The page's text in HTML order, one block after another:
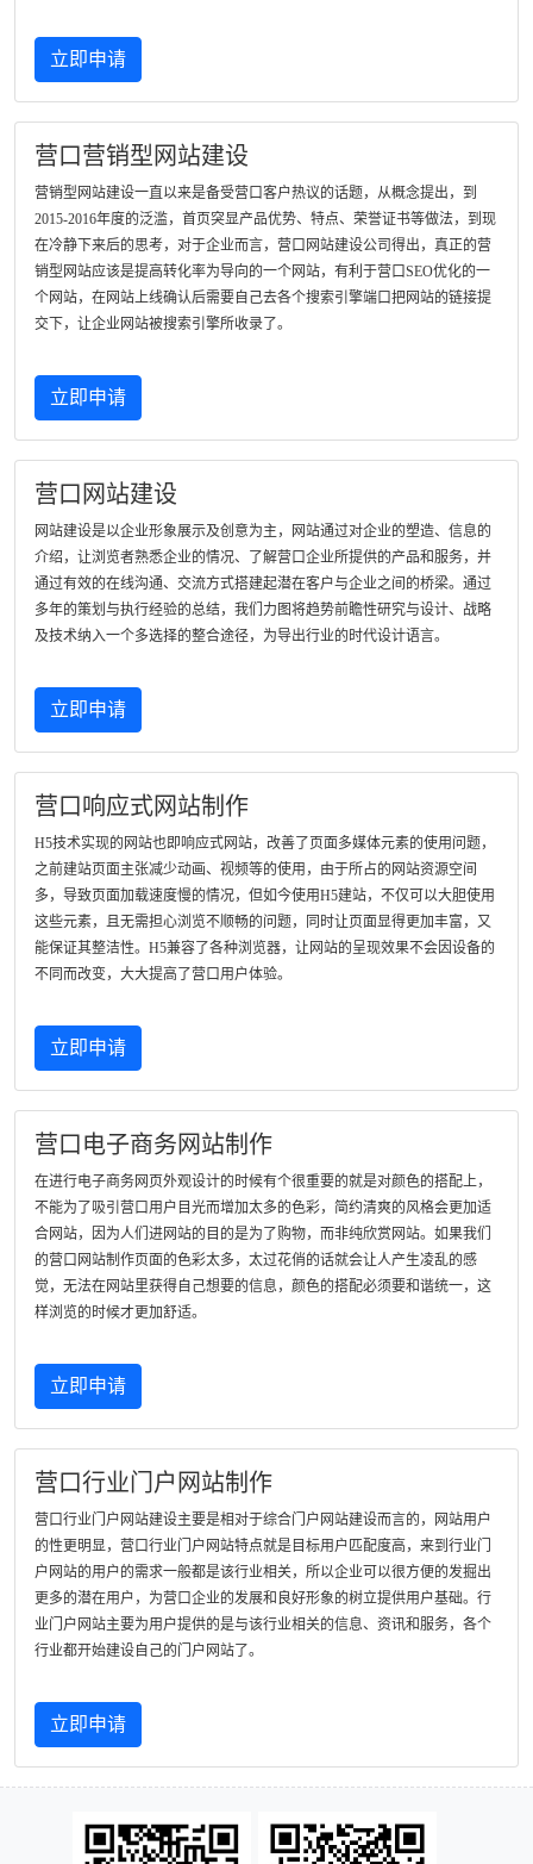
立即申请
营口营销型网站建设
营销型网站建设一直以来是备受营口客户热议的话题，从概念提出，到
2015-2016年度的泛滥，首页突显产品优势、特点、荣誉证书等做法，到现
在冷静下来后的思考，对于企业而言，营口网站建设公司得出，真正的营
销型网站应该是提高转化率为导向的一个网站，有利于营口SEO优化的一
个网站，在网站上线确认后需要自己去各个搜索引擎端口把网站的链接提
交下，让企业网站被搜索引擎所收录了。
立即申请
营口网站建设
网站建设是以企业形象展示及创意为主，网站通过对企业的塑造、信息的
介绍，让浏览者熟悉企业的情况、了解营口企业所提供的产品和服务，并
通过有效的在线沟通、交流方式搭建起潜在客户与企业之间的桥梁。通过
多年的策划与执行经验的总结，我们力图将趋势前瞻性研究与设计、战略
及技术纳入一个多选择的整合途径，为导出行业的时代设计语言。
立即申请
营口响应式网站制作
H5技术实现的网站也即响应式网站，改善了页面多媒体元素的使用问题，
之前建站页面主张减少动画、视频等的使用，由于所占的网站资源空间
多，导致页面加载速度慢的情况，但如今使用H5建站，不仅可以大胆使用
这些元素，且无需担心浏览不顺畅的问题，同时让页面显得更加丰富，又
能保证其整洁性。H5兼容了各种浏览器，让网站的呈现效果不会因设备的
不同而改变，大大提高了营口用户体验。
立即申请
营口电子商务网站制作
在进行电子商务网页外观设计的时候有个很重要的就是对颜色的搭配上，
不能为了吸引营口用户目光而增加太多的色彩，简约清爽的风格会更加适
合网站，因为人们进网站的目的是为了购物，而非纯欣赏网站。如果我们
的营口网站制作页面的色彩太多，太过花俏的话就会让人产生凌乱的感
觉，无法在网站里获得自己想要的信息，颜色的搭配必须要和谐统一，这
样浏览的时候才更加舒适。
立即申请
营口行业门户网站制作
营口行业门户网站建设主要是相对于综合门户网站建设而言的，网站用户
的性更明显，营口行业门户网站特点就是目标用户匹配度高，来到行业门
户网站的用户的需求一般都是该行业相关，所以企业可以很方便的发掘出
更多的潜在用户，为营口企业的发展和良好形象的树立提供用户基础。行
业门户网站主要为用户提供的是与该行业相关的信息、资讯和服务，各个
行业都开始建设自己的门户网站了。
立即申请